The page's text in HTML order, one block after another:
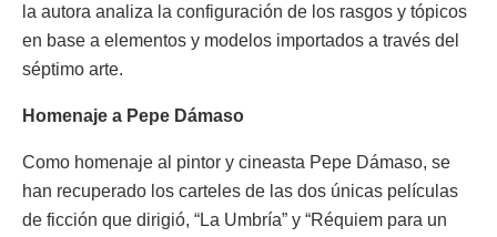
la autora analiza la configuración de los rasgos y tópicos
en base a elementos y modelos importados a través del
séptimo arte.
Homenaje a Pepe Dámaso
Como homenaje al pintor y cineasta Pepe Dámaso, se
han recuperado los carteles de las dos únicas películas
de ficción que dirigió, “La Umbría” y “Réquiem para un